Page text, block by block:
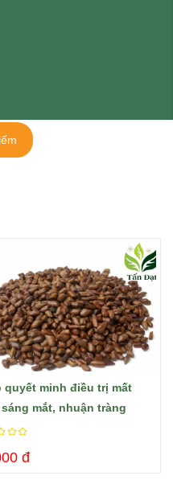
quyết minh điều trị mất
mắt, nhuận tràng
đ